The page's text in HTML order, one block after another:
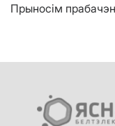
Прыносім